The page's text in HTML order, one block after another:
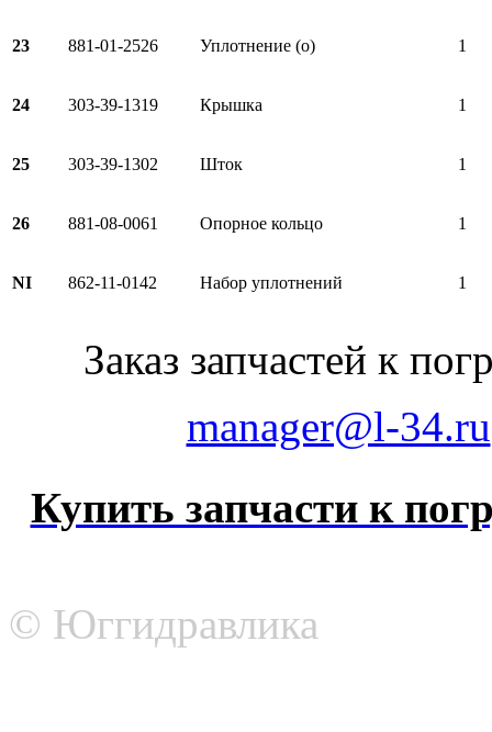
23 881-01-2526 Уплотнение (о) 1
24 303-39-1319 Крышка 1
25 303-39-1302 Шток 1
26 881-08-0061 Опорное кольцо 1
NI 862-11-0142 Набор уплотнений 1
Заказ запчастей к
manager@l-34.ru
Купить запчасти к
© Юггидравлика